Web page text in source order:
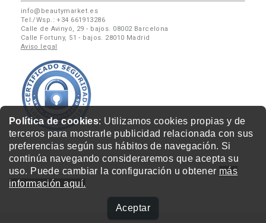
Política de cookies: Utilizamos cookies propias y de
terceros para mostrarle publicidad relacionada con sus
preferencias según sus hábitos de navegación. Si
continúa navegando consideraremos que acepta su
uso. Puede cambiar la configuración u obtener más
información aquí.
Aceptar
info@beautymarket.es
Tel./Wsp.: +34 661913286
Calle de Avinyó, 29 - bajos. 08002 Barcelona
Calle Fortuny, 51 - bajos. 28010 Madrid
Aviso legal